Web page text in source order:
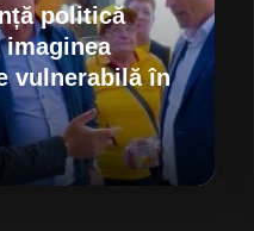
politică
vulnerabilă în